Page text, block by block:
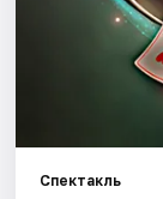
Спектакль